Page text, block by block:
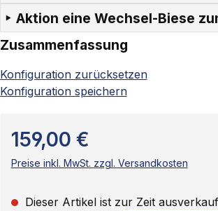
Aktion eine Wechsel-Biese
Zusammenfassung
Konfiguration zurücksetzen
Konfiguration speichern
159,00 €
Preise inkl. MwSt. zzgl. Versandkosten
Dieser Artikel ist zur Zeit